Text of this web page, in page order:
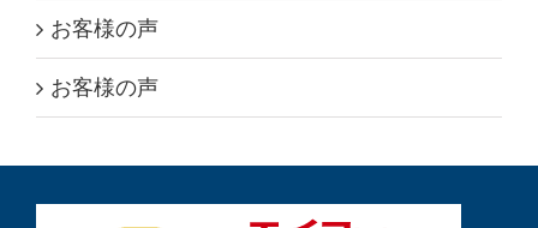
お客様の声
お客様の声